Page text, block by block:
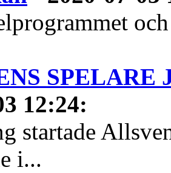
SPELARE
12:24:
startade
i...